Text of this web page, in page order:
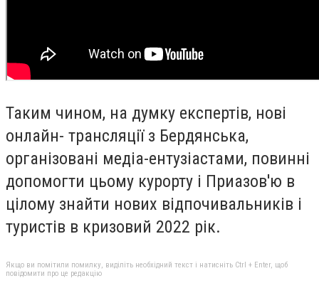
Таким чином, на думку експертів, нові
онлайн- трансляції з Бердянська,
організовані медіа-ентузіастами, повинні
допомогти цьому курорту і Приазов'ю в
цілому знайти нових відпочивальників і
туристів в кризовий 2022 рік.
Якщо ви помітили помилку, виділіть необхідний текст і натисніть Ctrl + Enter, щоб
повідомити про це редакцію